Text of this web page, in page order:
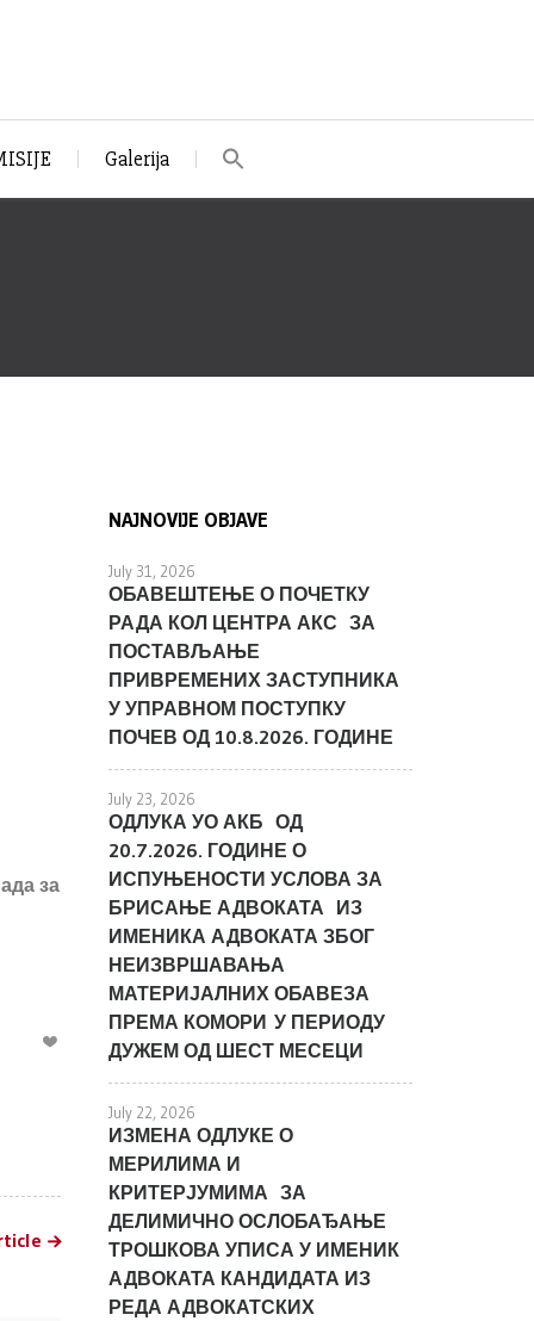
Galerija
за
NAJNOVIJE OBJAVE
July 31, 2026
ОБАВЕШТЕЊЕ О ПОЧЕТКУ
РАДА КОЛ ЦЕНТРА АКС ЗА
ПОСТАВЉАЊЕ
ПРИВРЕМЕНИХ ЗАСТУПНИКА
У УПРАВНОМ ПОСТУПКУ
ПОЧЕВ ОД 10.8.2026. ГОДИНЕ
July 23, 2026
ОДЛУКА УО АКБ ОД
20.7.2026. ГОДИНЕ О
ИСПУЊЕНОСТИ УСЛОВА ЗА
БРИСАЊЕ АДВОКАТА ИЗ
ИМЕНИКА АДВОКАТА ЗБОГ
НЕИЗВРШАВАЊА
МАТЕРИЈАЛНИХ ОБАВЕЗА
ПРЕМА КОМОРИ У ПЕРИОДУ
ДУЖЕМ ОД ШЕСТ МЕСЕЦИ
July 22, 2026
ИЗМЕНА ОДЛУКЕ О
МЕРИЛИМА И
КРИТЕРЈУМИМА ЗА
ДЕЛИМИЧНО ОСЛОБАЂАЊЕ
ТРОШКОВА УПИСА У ИМЕНИК
АДВОКАТА КАНДИДАТА ИЗ
РЕДА АДВОКАТСКИХ